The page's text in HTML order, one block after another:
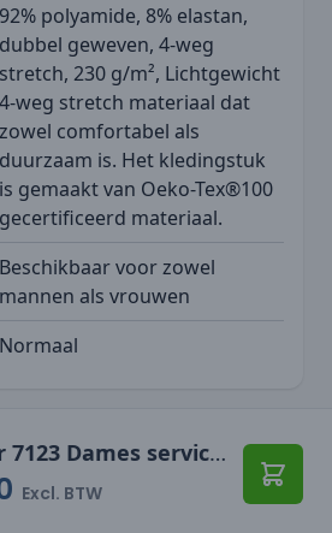
92% polyamide, 8% elastan,
dubbel geweven, 4-weg
stretch, 230 g/m², Lichtgewicht
4-weg stretch materiaal dat
zowel comfortabel als
duurzaam is. Het kledingstuk
is gemaakt van Oeko-Tex®100
gecertificeerd materiaal.
Beschikbaar voor zowel
mannen als vrouwen
Normaal
Blåkläder 7123 Dames service short 4-weg stretch
Excl. BTW